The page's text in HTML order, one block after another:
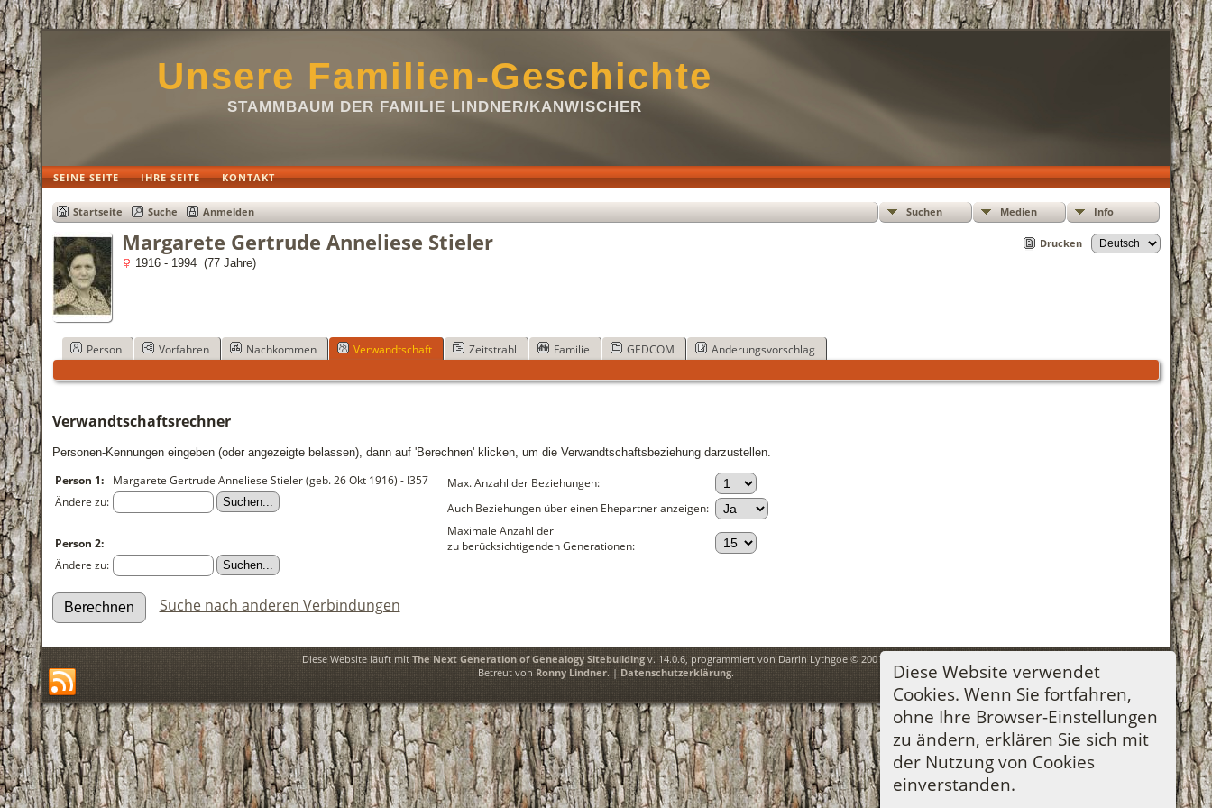
Unsere Familien-Geschichte
STAMMBAUM DER FAMILIE LINDNER/KANWISCHER
SEINE SEITE IHRE SEITE KONTAKT
Suchen Medien Info
Startseite Suche Anmelden
Drucken
Diese Website verwendet
Cookies. Wenn Sie fortfahren,
ohne Ihre Browser-Einstellungen
zu ändern, erklären Sie sich mit
der Nutzung von Cookies
einverstanden.
Margarete Gertrude Anneliese Stieler
1916 - 1994 (77 Jahre)
Person Vorfahren Nachkommen Verwandtschaft Zeitstrahl Familie GEDCOM Änderungsvorschlag
Verwandtschaftsrechner
Personen-Kennungen eingeben (oder angezeigte belassen), dann auf 'Berechnen' klicken, um die Verwandtschaftsbeziehung darzustellen.
Person 1:
Margarete Gertrude Anneliese Stieler (geb. 26 Okt 1916) - I357
Ändere zu:
Person 2:
Ändere zu:
Max. Anzahl der Beziehungen:
Auch Beziehungen über einen Ehepartner anzeigen:
Maximale Anzahl der
zu berücksichtigenden Generationen:
Suche nach anderen Verbindungen
Diese Website läuft mit The Next Generation of Genealogy Sitebuildingv. 14.0.6, programmiert von Darrin Lythgoe © 2001-2026.
Betreut von Ronny Lindner. | Datenschutzerklärung.